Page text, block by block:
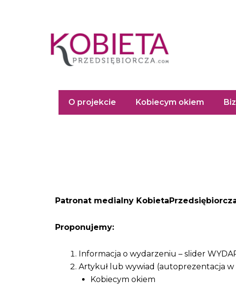
O projekcie Kobiecym okiem
Patronat medialny
Proponujemy:
Informacja o wydarzeniu – slider
Artykuł lub wywiad (autoprezentacja w
Kobiecym okiem